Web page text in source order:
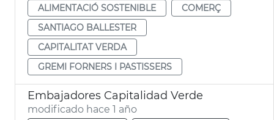
ALIMENTACIÓ SOSTENIBLE
COMERÇ
SANTIAGO BALLESTER
CAPITALITAT VERDA
GREMI FORNERS I PASTISSERS
Embajadores Capitalidad Verde
modificado hace 1 año